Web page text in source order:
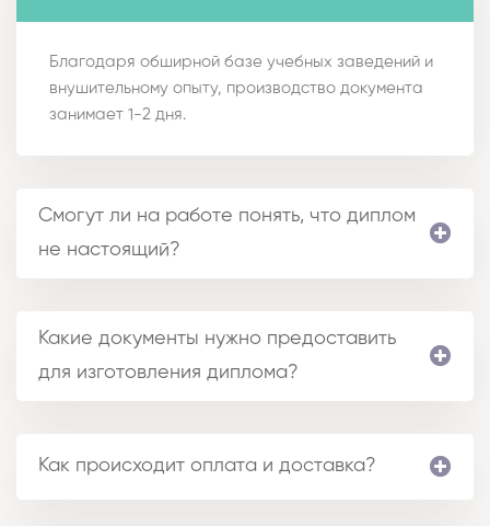
Благодаря обширной базе учебных заведений и
внушительному опыту, производство документа
занимает 1-2 дня.
Смогут ли на работе понять, что диплом
не настоящий?
Какие документы нужно предоставить
для изготовления диплома?
Как происходит оплата и доставка?